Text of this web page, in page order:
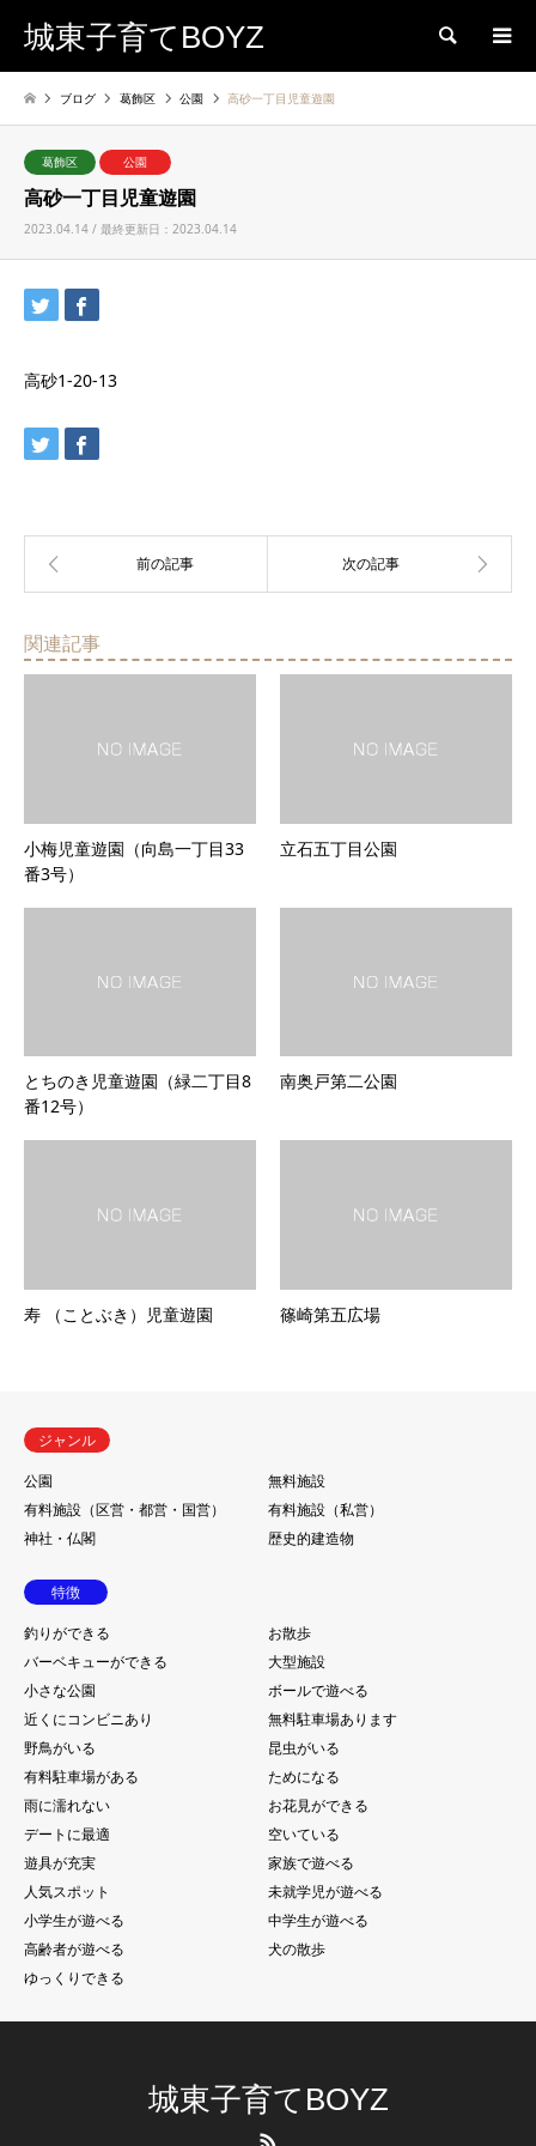
城東子育てBOYZ 検索
ブログ 葛飾区 公園 高砂一丁目児童遊園
葛飾区 公園
高砂一丁目児童遊園
2023.04.14 / 最終更新日：2023.04.14
高砂1-20-13
関連記事
小梅児童遊園（向島一丁目33
番3号）
立石五丁目公園
とちのき児童遊園（緑二丁目8
番12号）
南奥戸第二公園
寿 （ことぶき）児童遊園 篠崎第五広場
ジャンル
公園
無料施設
有料施設（区営・都営・国営）
有料施設（私営）
神社・仏閣
歴史的建造物
特徴
釣りができる
お散歩
バーベキューができる
大型施設
小さな公園
ボールで遊べる
近くにコンビニあり
無料駐車場あります
野鳥がいる
昆虫がいる
有料駐車場がある
ためになる
雨に濡れない
お花見ができる
デートに最適
空いている
遊具が充実
家族で遊べる
人気スポット
未就学児が遊べる
小学生が遊べる
中学生が遊べる
高齢者が遊べる
犬の散歩
ゆっくりできる
城東子育てBOYZ